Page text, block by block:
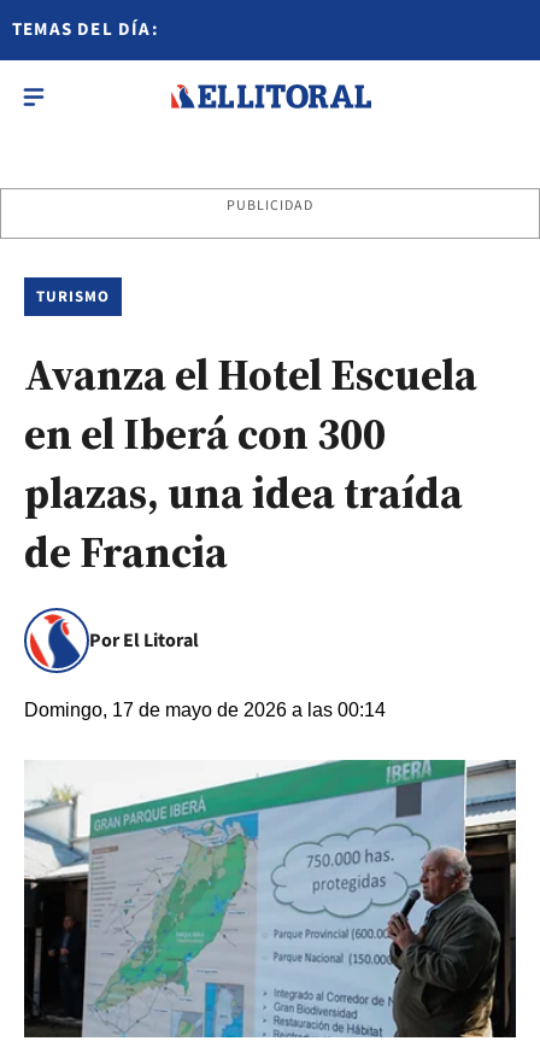
TEMAS DEL DÍA:
PUBLICIDAD
TURISMO
Avanza el Hotel Escuela
en el Iberá con 300
plazas, una idea traída
de Francia
Por El Litoral
Domingo, 17 de mayo de 2026 a las 00:14